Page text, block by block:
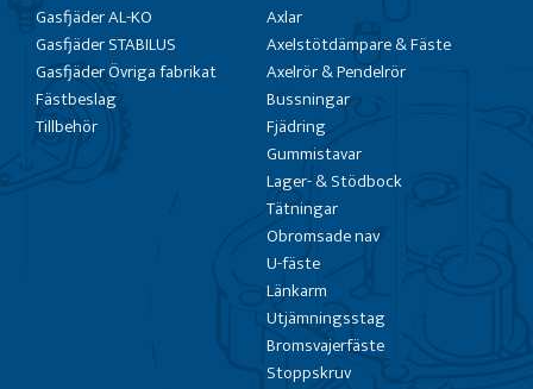
Gasfjäder AL-KO
Gasfjäder STABILUS
Gasfjäder Övriga fabrikat
Fästbeslag
Tillbehör
Axlar
Axelstötdämpare & Fäste
Axelrör & Pendelrör
Bussningar
Fjädring
Gummistavar
Lager- & Stödbock
Tätningar
Obromsade nav
U-fäste
Länkarm
Utjämningsstag
Bromsvajerfäste
Stoppskruv